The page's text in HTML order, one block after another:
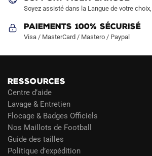
Soyez assisté dans la Langue de votre
Paiements 100% Sécurisé
Visa / MasterCard / Mastero / Paypal
RESSOURCES
Centre d’aide
Lavage & Entretien
Flocage & Badges Officiels
Nos Maillots de Football
Guide des tailles
Politique d’expédition